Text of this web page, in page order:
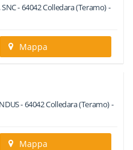
-64042Colledara(Teramo) -
Mappa
-64042Colledara(Teramo) -
Mappa